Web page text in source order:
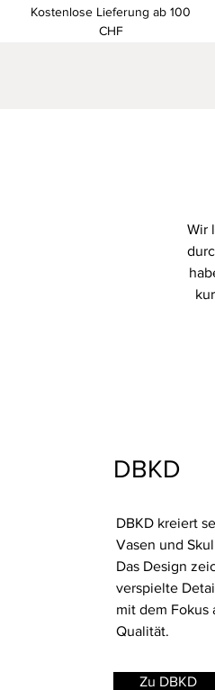
Kostenlose Lieferung ab 100
CHF
Wir
DBKD
DBKD kreiert
Vasen und
Das Design
verspielte
mit dem Fokus
Qualität.
Zu DBKD